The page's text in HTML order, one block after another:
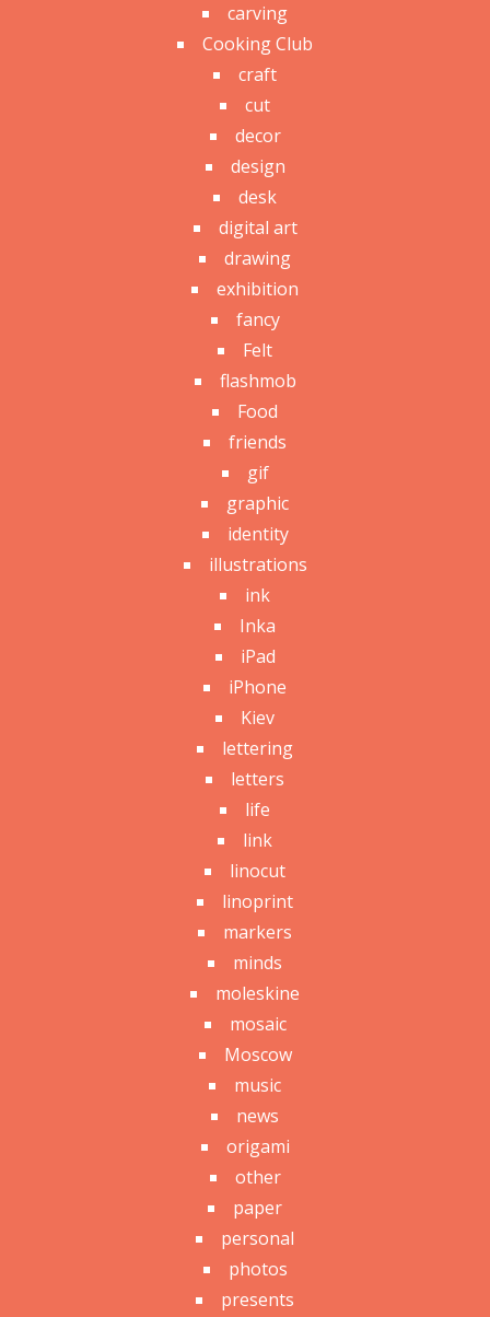
carving
Cooking Club
craft
cut
decor
design
desk
digital art
drawing
exhibition
fancy
Felt
flashmob
Food
friends
gif
graphic
identity
illustrations
ink
Inka
iPad
iPhone
Kiev
lettering
letters
life
link
linocut
linoprint
markers
minds
moleskine
mosaic
Moscow
music
news
origami
other
paper
personal
photos
presents